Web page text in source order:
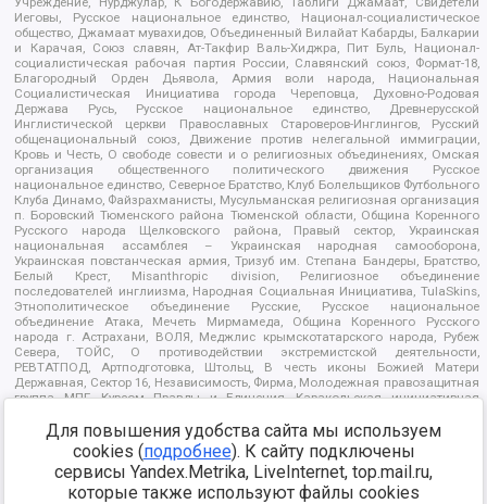
Иеговы, Русское национальное единство, Национал-социалистическое
общество, Джамаат мувахидов, Объединенный Вилайат Кабарды, Балкарии
и Карачая, Союз славян, Ат-Такфир Валь-Хиджра, Пит Буль, Национал-
социалистическая рабочая партия России, Славянский союз, Формат-18,
Благородный Орден Дьявола, Армия воли народа, Национальная
Социалистическая Инициатива города Череповца, Духовно-Родовая
Держава Русь, Русское национальное единство, Древнерусской
Инглистической церкви Православных Староверов-Инглингов, Русский
общенациональный союз, Движение против нелегальной иммиграции,
Кровь и Честь, О свободе совести и о религиозных объединениях, Омская
организация общественного политического движения Русское
национальное единство, Северное Братство, Клуб Болельщиков Футбольного
Клуба Динамо, Файзрахманисты, Мусульманская религиозная организация
п. Боровский Тюменского района Тюменской области, Община Коренного
Русского народа Щелковского района, Правый сектор, Украинская
национальная ассамблея – Украинская народная самооборона,
Украинская повстанческая армия, Тризуб им. Степана Бандеры, Братство,
Белый Крест, Misanthropic division, Религиозное объединение
последователей инглиизма, Народная Социальная Инициатива, TulaSkins,
Этнополитическое объединение Русские, Русское национальное
объединение Атака, Мечеть Мирмамеда, Община Коренного Русского
народа г. Астрахани, ВОЛЯ, Меджлис крымскотатарского народа, Рубеж
Севера, ТОЙС, О противодействии экстремистской деятельности,
РЕВТАТПОД, Артподготовка, Штольц, В честь иконы Божией Матери
Державная, Сектор 16, Независимость, Фирма, Молодежная правозащитная
группа МПГ, Курсом Правды и Единения, Каракольская инициативная
Благотворительный пансионат Ак Умут, Русская республика Русь,
Арестантское уголовное единство, Башкорт, Нация и свобода, W.H.С., Фалунь
Дафа, Иртыш Ultras, Русский Патриотический клуб-Новокузнецк/РПК,
Сибирский державный союз, Фонд борьбы с коррупцией, Фонд защиты прав
граждан, Штабы Навального, Совет граждан СССР Прикубанского округа г.
Для повышения удобства сайта мы используем
cookies (подробнее). К сайту подключены
сервисы Yandex.Metrika, LiveInternet, top.mail.ru,
которые также используют файлы cookies